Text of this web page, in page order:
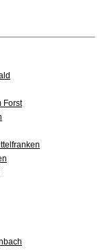
Forst